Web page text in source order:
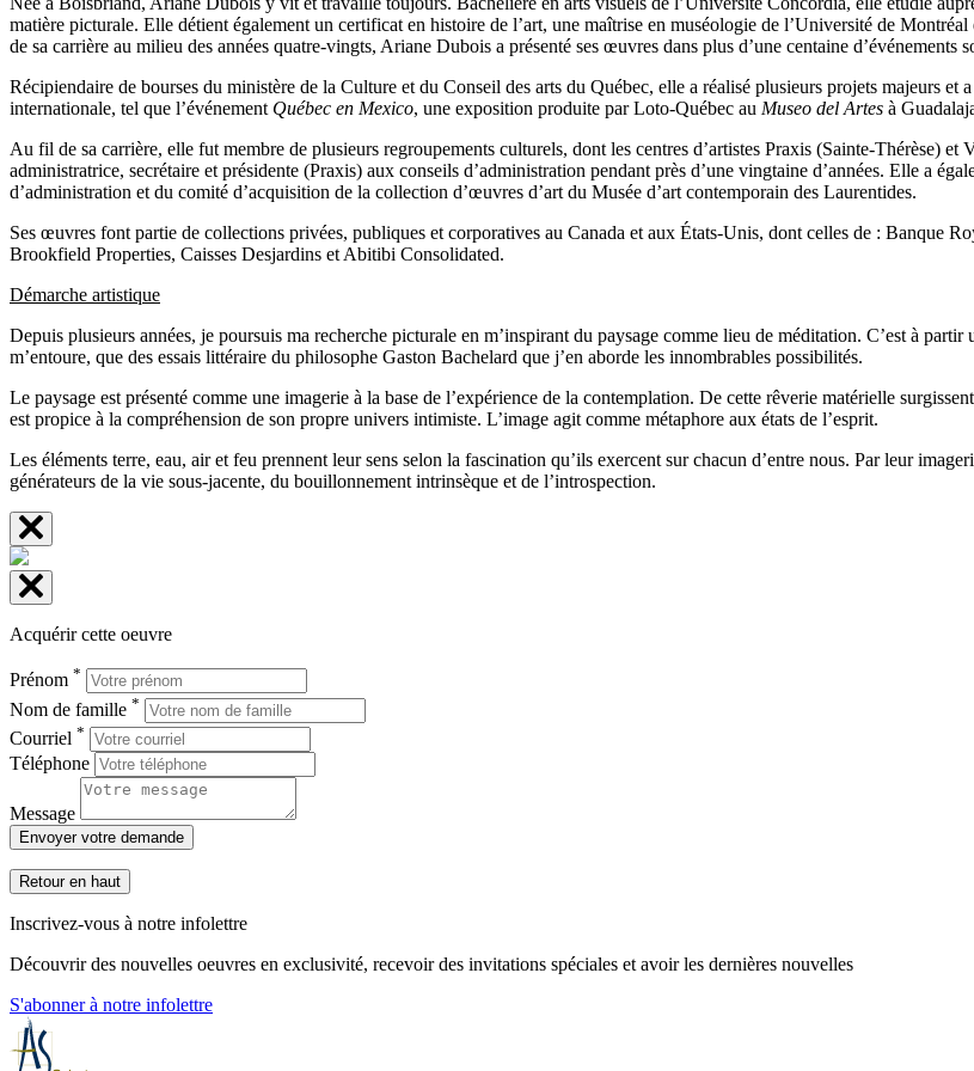
matière picturale. Elle détient également un certificat en histoire de l’art, une maîtrise en muséologie de l’Université de
de sa carrière au milieu des années quatre-vingts, Ariane Dubois a présenté ses œuvres dans plus d’une centaine d’événements
Récipiendaire de bourses du ministère de la Culture et du Conseil des arts du Québec, elle a réalisé plusieurs projets majeurs et
internationale, tel que l’événement Québec en Mexico, une exposition produite par Loto-Québec au Museo del Artes à
Au fil de sa carrière, elle fut membre de plusieurs regroupements culturels, dont les centres d’artistes Praxis (Sainte-Thérèse)
administratrice, secrétaire et présidente (Praxis) aux conseils d’administration pendant près d’une vingtaine d’années. Elle a
d’administration et du comité d’acquisition de la collection d’œuvres d’art du Musée d’art contemporain des Laurentides.
Ses œuvres font partie de collections privées, publiques et corporatives au Canada et aux États-Unis, dont celles de : Banque
Brookfield Properties, Caisses Desjardins et Abitibi Consolidated.
Démarche artistique
Depuis plusieurs années, je poursuis ma recherche picturale en m’inspirant du paysage comme lieu de méditation. C’est à
m’entoure, que des essais littéraire du philosophe Gaston Bachelard que j’en aborde les innombrables possibilités.
Le paysage est présenté comme une imagerie à la base de l’expérience de la contemplation. De cette rêverie matérielle
est propice à la compréhension de son propre univers intimiste. L’image agit comme métaphore aux états de l’esprit.
Les éléments terre, eau, air et feu prennent leur sens selon la fascination qu’ils exercent sur chacun d’entre nous. Par leur
générateurs de la vie sous-jacente, du bouillonnement intrinsèque et de l’introspection.
Acquérir cette oeuvre
Prénom *
Nom de famille *
Courriel *
Téléphone
Message
Envoyer votre demande
Retour en haut
Inscrivez-vous à notre infolettre
Découvrir des nouvelles oeuvres en exclusivité, recevoir des invitations spéciales et avoir les dernières nouvelles
S'abonner à notre infolettre